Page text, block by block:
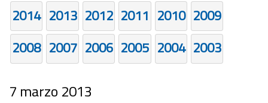
2014 2013 2012 2011 2010 2009
2008 2007 2006 2005 2004 2003
7 marzo 2013